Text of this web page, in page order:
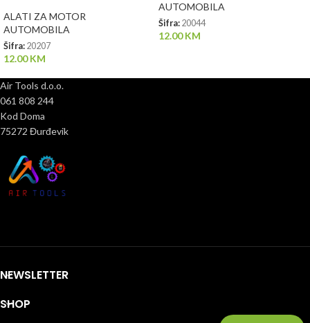
ALATI ZA MOTOR
AUTOMOBILA
Šifra: 20207
12.00KM
AUTOMOBILA
Šifra: 20044
12.00KM
Air Tools d.o.o.
061 808 244
Kod Doma
75272 Đurđevik
NEWSLETTER
SHOP